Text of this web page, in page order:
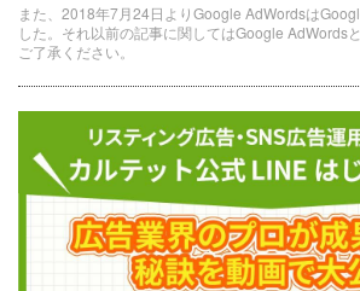
また、2018年7月24日よりGoogle AdWordsは
した。それ以前の記事に関してはGoogle AdWords
ご了承ください。